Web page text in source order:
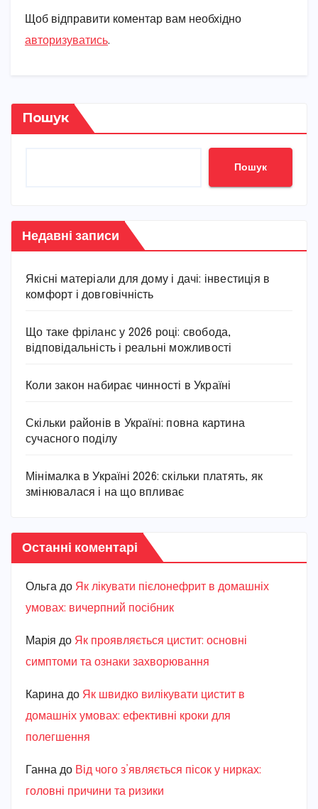
Щоб відправити коментар вам необхідно
авторизуватись.
Пошук
Пошук
Недавні записи
Якісні матеріали для дому і дачі: інвестиція в
комфорт і довговічність
Що таке фріланс у 2026 році: свобода,
відповідальність і реальні можливості
Коли закон набирає чинності в Україні
Скільки районів в Україні: повна картина
сучасного поділу
Мінімалка в Україні 2026: скільки платять, як
змінювалася і на що впливає
Останні коментарі
Ольга до Як лікувати пієлонефрит в домашніх
умовах: вичерпний посібник
Марiя до Як проявляється цистит: основні
симптоми та ознаки захворювання
Карина до Як швидко вилікувати цистит в
домашніх умовах: ефективні кроки для
полегшення
Ганна до Від чого з’являється пісок у нирках:
головні причини та ризики